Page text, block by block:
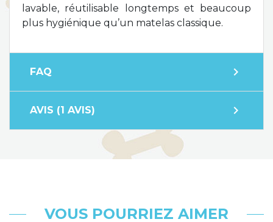
lavable, réutilisable longtemps et beaucoup
plus hygiénique qu’un matelas classique.
FAQ expand_more
AVIS (1 AVIS) expand_more
VOUS POURRIEZ AIMER